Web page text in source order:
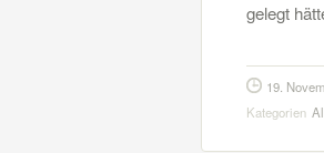
gelegt
19.
Kategorien